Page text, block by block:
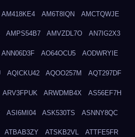
AM418KE4 AM6T8IQN AMCTQWJE
AMPS54B7 AMVZDL7O AN7IG2X3
ANN06D3F AO64OCU5 AODWRYIE
AQICKU42 AQOO257M AQT297DF
ARV3FPUK ARWDMB4X AS56EF7H
ASI6MI04 ASK530TS ASNNY8QC
ATBAB3ZY ATSKB2VL ATTFE5FR